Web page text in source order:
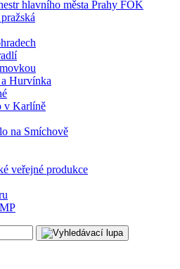
hlavního města Prahy FOK
Hurvínka
v Karlíně
na Smíchově
veřejné produkce